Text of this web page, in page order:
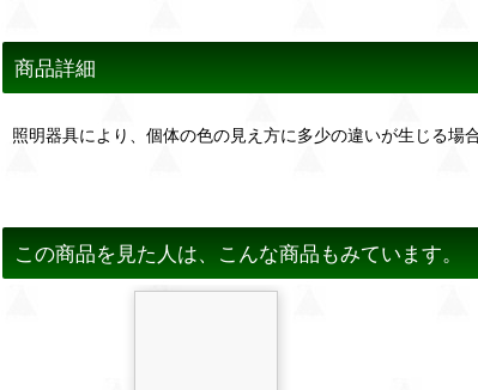
商品詳細
照明器具により、個体の色の見え方に多少の違いが生じる場
この商品を見た人は、こんな商品もみています。